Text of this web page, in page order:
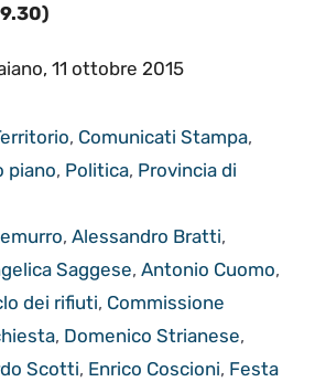
11 ottobre 2015
, Comunicati Stampa,
piano, Politica, Provincia di
,Alessandro Bratti,
Saggese, Antonio Cuomo,
dei rifiuti, Commissione
, Domenico Strianese,
Scotti, Enrico Coscioni, Festa